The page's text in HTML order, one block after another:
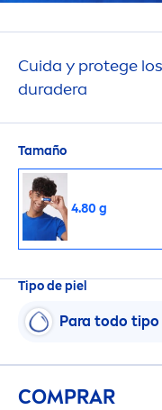
Cuida y protege
duradera
Tamaño
4.80 g
Tipo de piel
Para todo tipo
COMPRAR